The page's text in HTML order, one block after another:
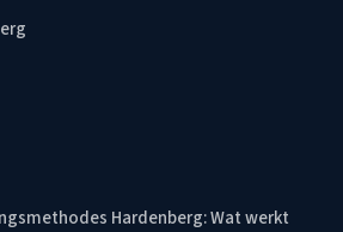
Hardenberg: Wat werkt